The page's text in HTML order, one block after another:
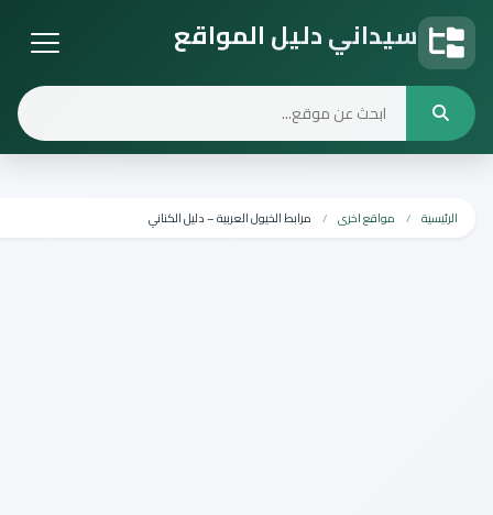
دليل المواقع
المواقع
مواقع اخرى مرابط الخيول العربية – دليل الكناني